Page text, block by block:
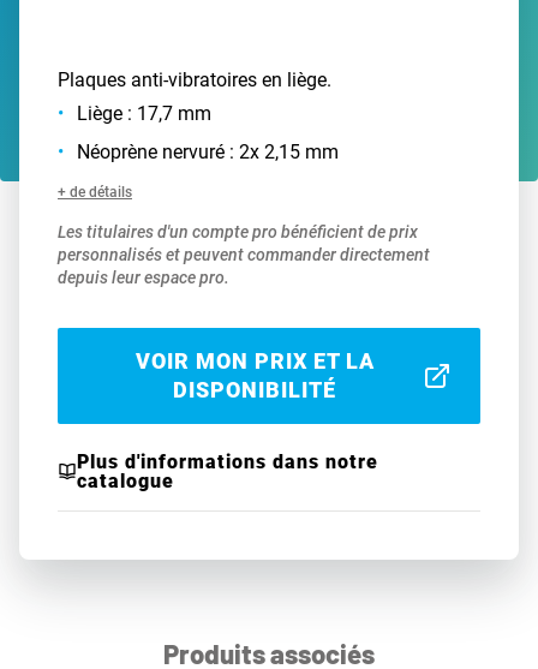
Plaques anti-vibratoires en liège.
Liège : 17,7 mm
Néoprène nervuré : 2x 2,15 mm
+ de détails
Les titulaires d'un compte pro bénéficient de prix
personnalisés et peuvent commander directement
depuis leur espace pro.
VOIR MON PRIX ET LA
DISPONIBILITÉ
Plus d'informations dans notre
catalogue
Produits associés